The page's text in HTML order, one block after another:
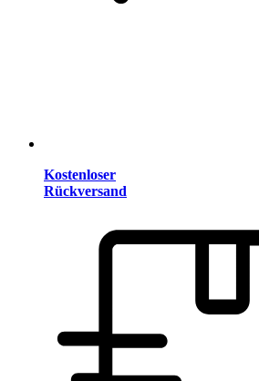
Kostenloser
Rückversand